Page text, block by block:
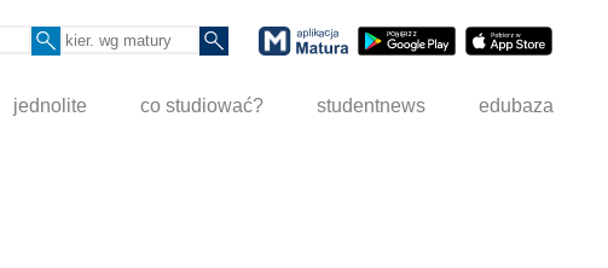
jednolite co studiować? studentnews edubaza